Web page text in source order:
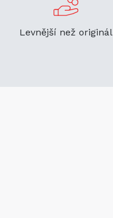
Levnější než originál